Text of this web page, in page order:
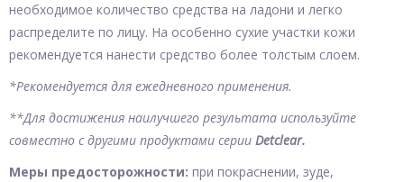
необходимое количество средства на ладони и легко
распределите по лицу. На особенно сухие участки кожи
рекомендуется нанести средство более толстым слоем.
*Рекомендуется для ежедневного применения.
**Для достижения наилучшего результата используйте
совместно с другими продуктами серии Detclear.
Меры предосторожности: при покраснении, зуде,